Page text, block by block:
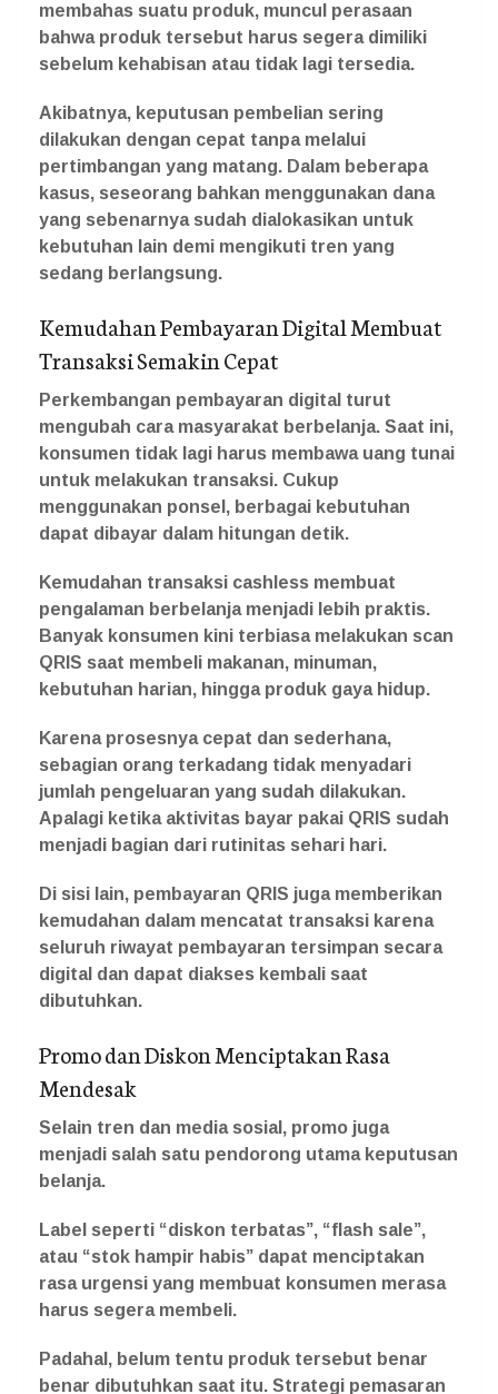
membahas suatu produk, muncul perasaan
bahwa produk tersebut harus segera dimiliki
sebelum kehabisan atau tidak lagi tersedia.
Akibatnya, keputusan pembelian sering
dilakukan dengan cepat tanpa melalui
pertimbangan yang matang. Dalam beberapa
kasus, seseorang bahkan menggunakan dana
yang sebenarnya sudah dialokasikan untuk
kebutuhan lain demi mengikuti tren yang
sedang berlangsung.
Kemudahan Pembayaran Digital Membuat
Transaksi Semakin Cepat
Perkembangan pembayaran digital turut
mengubah cara masyarakat berbelanja. Saat ini,
konsumen tidak lagi harus membawa uang tunai
untuk melakukan transaksi. Cukup
menggunakan ponsel, berbagai kebutuhan
dapat dibayar dalam hitungan detik.
Kemudahan transaksi cashless membuat
pengalaman berbelanja menjadi lebih praktis.
Banyak konsumen kini terbiasa melakukan scan
QRIS saat membeli makanan, minuman,
kebutuhan harian, hingga produk gaya hidup.
Karena prosesnya cepat dan sederhana,
sebagian orang terkadang tidak menyadari
jumlah pengeluaran yang sudah dilakukan.
Apalagi ketika aktivitas bayar pakai QRIS sudah
menjadi bagian dari rutinitas sehari hari.
Di sisi lain, pembayaran QRIS juga memberikan
kemudahan dalam mencatat transaksi karena
seluruh riwayat pembayaran tersimpan secara
digital dan dapat diakses kembali saat
dibutuhkan.
Promo dan Diskon Menciptakan Rasa
Mendesak
Selain tren dan media sosial, promo juga
menjadi salah satu pendorong utama keputusan
belanja.
Label seperti “diskon terbatas”, “flash sale”,
atau “stok hampir habis” dapat menciptakan
rasa urgensi yang membuat konsumen merasa
harus segera membeli.
Padahal, belum tentu produk tersebut benar
benar dibutuhkan saat itu. Strategi pemasaran